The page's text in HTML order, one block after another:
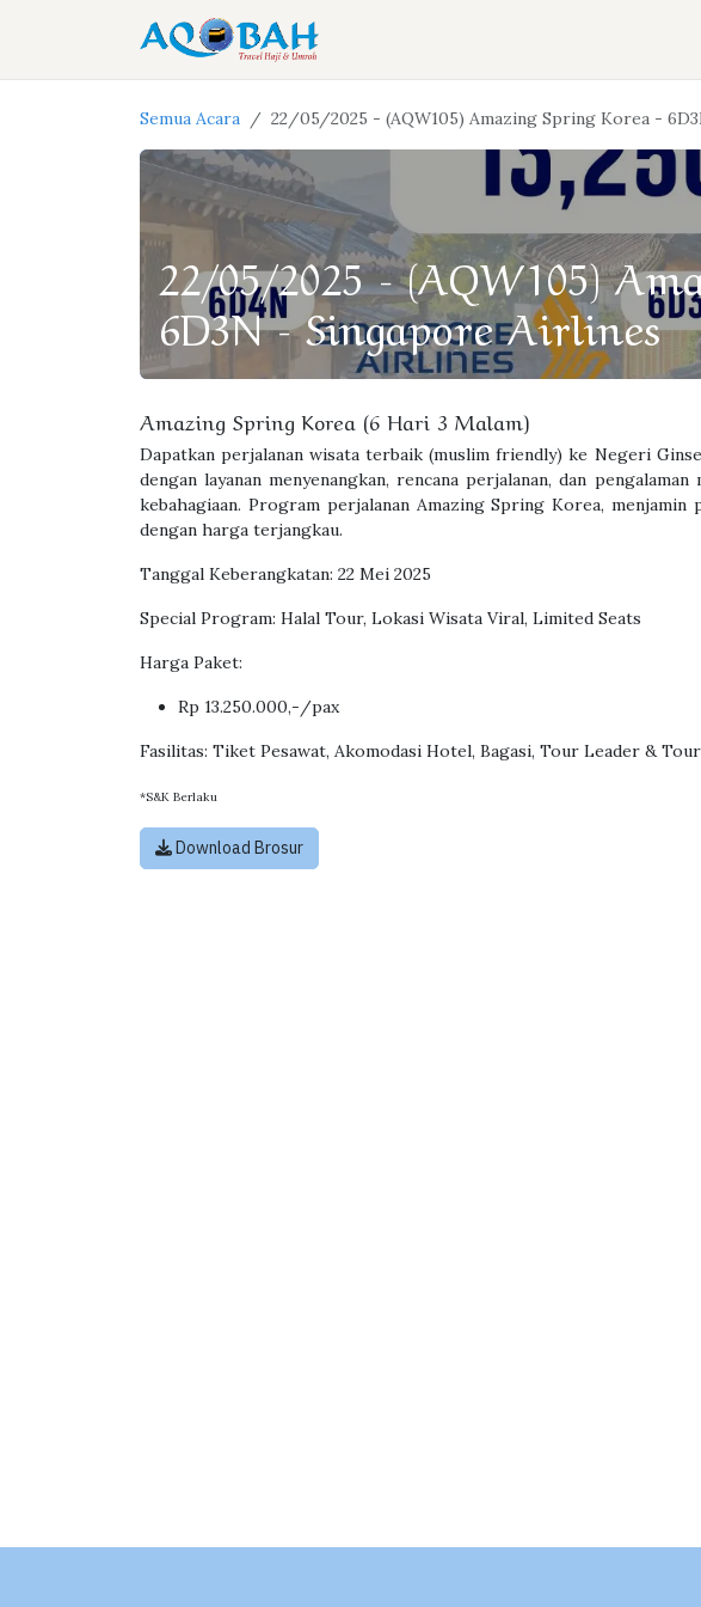
Semua Acara 22/05/2025 - (AQW105) Amazing Spring Korea -
22/05/2025 - (AQW105)
6D3N - Singapore Airlines
Amazing Spring Korea (6 Hari 3 Malam)
Dapatkan perjalanan wisata terbaik (muslim friendly) ke Negeri
dengan layanan menyenangkan, rencana perjalanan, dan
kebahagiaan. Program perjalanan Amazing Spring Korea, menjamin
dengan harga terjangkau.
Tanggal Keberangkatan: 22 Mei 2025
Special Program: Halal Tour, Lokasi Wisata Viral, Limited Seats
Harga Paket:
Rp 13.250.000,-/pax
Fasilitas: Tiket Pesawat, Akomodasi Hotel, Bagasi, Tour Leader &
*S&K Berlaku
Download Brosur